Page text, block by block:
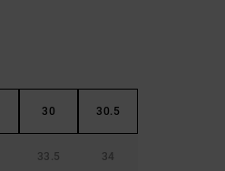
30 30.5
33.5 34